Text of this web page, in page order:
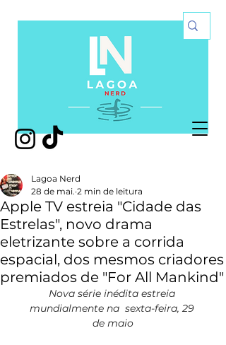
Apple TV estreia "Cidade das
Estrelas", novo drama
eletrizante sobre a corrida
espacial, dos mesmos criadores
premiados de "For All Mankind"
Lagoa Nerd
28 de mai. 2 min de leitura
Nova série inédita estreia
mundialmente na  sexta-feira, 29
de maio